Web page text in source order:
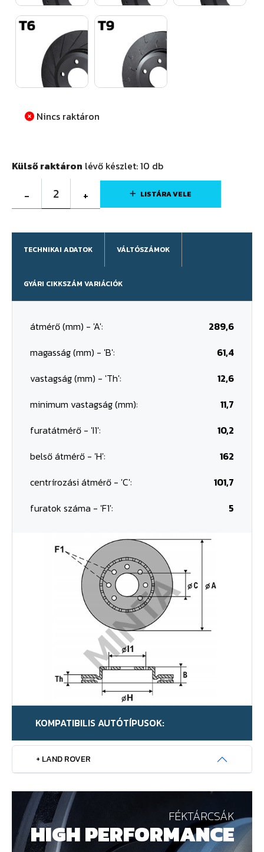
Nincs raktáron
Külső raktáron lévő készlet:10 db
- 2 + LISTÁRA VELE
TECHNIKAI ADATOK VÁLTÓSZÁMOK
GYÁRI CIKKSZÁM VARIÁCIÓK
átmérő (mm) - 'A':
289,6
magasság (mm) - 'B':
61,4
vastagság (mm) - 'Th':
12,6
minimum vastagság (mm):
11,7
furatátmérő - 'I1':
10,2
belső átmérő - 'H':
162
centrírozási átmérő - 'C':
101,7
furatok száma - 'F1':
5
KOMPATIBILIS AUTÓTÍPUSOK:
+ LAND ROVER
FÉKTÁRCSÁK
HIGH PERFORMANCE